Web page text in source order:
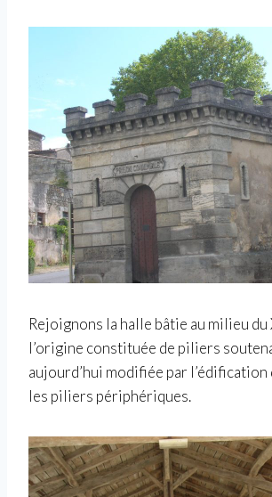
Rejoignons la halle bâtie au milieu du
l’origine constituée de piliers
aujourd’hui modifiée par l’édification
les piliers périphériques.